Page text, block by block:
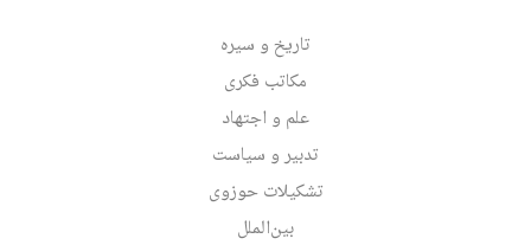
تاریخ و سیره
مکاتب فکری
علم و اجتهاد
تدبیر و سیاست
تشکیلات حوزوی
بین‌الملل